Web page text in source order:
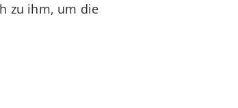
zu ihm, um die